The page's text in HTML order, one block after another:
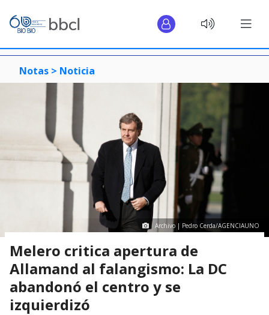
Notas > Noticia
Archivo | Pedro Cerda/AGENCIAUNO
Melero critica apertura de
Allamand al falangismo: La DC
abandonó el centro y se
izquierdizó